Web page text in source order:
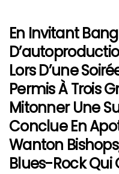
En Invitant
Lors D’une
Permis À Trois
Mitonner Une
Conclue En
Wanton Bishops
Blues-Rock Qui